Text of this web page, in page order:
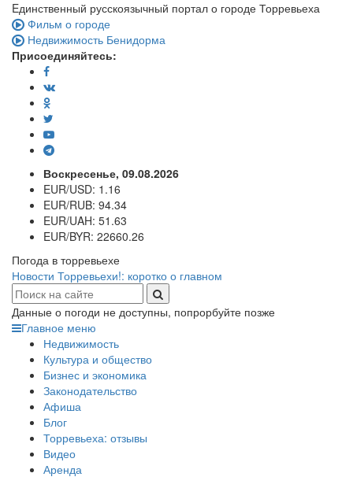
Eдинственный русскоязычный портал о городе Торревьеха
Фильм о городе
Недвижимость Бенидорма
Присоединяйтесь:
Воскресенье, 09.08.2026
EUR/USD: 1.16
EUR/RUB: 94.34
EUR/UAH: 51.63
EUR/BYR: 22660.26
Погода в торревьехе
Новости Торревьехи!: коротко о главном
Данные о погоди не доступны, попрорбуйте позже
Главное меню
Недвижимость
Культура и общество
Бизнес и экономика
Законодательство
Афиша
Блог
Торревьеха: отзывы
Видео
Аренда